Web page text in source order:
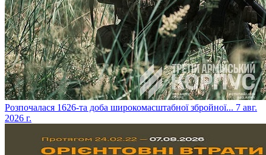
​Розпочалася 1626-та доба широкомасштабної збройної... 7 авг.
2026 г.